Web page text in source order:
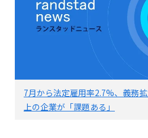
7月から法定雇用率2.7%、義務
上の企業が「課題ある」